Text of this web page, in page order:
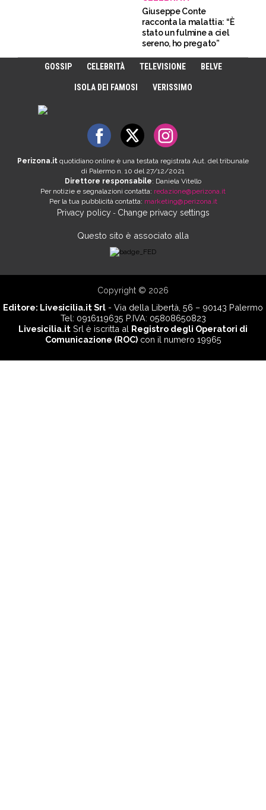
Giuseppe Conte
racconta la malattia: “È
stato un fulmine a ciel
sereno, ho pregato”
GOSSIP CELEBRITÀ TELEVISIONE BELVE
ISOLA DEI FAMOSI VERISSIMO
Perizona.it quotidiano online è una testata registrata Aut. del tribunale
di Palermo n. 10 del 27/12/2021
Direttore responsabile: Daniela Vitello
Per notizie e segnalazioni contatta: redazione@perizona.it
Per la tua pubblicità contatta: marketing@perizona.it
Privacy policy- Change privacy settings
Questo sito è associato alla
Copyright © 2026
Editore: Livesicilia.it Srl - Via della Libertà, 56 – 90143 Palermo
Tel: 0916119635 P.IVA: 05808650823
Livesicilia.it Srl è iscritta al Registro degli Operatori di
Comunicazione (ROC)con il numero 19965